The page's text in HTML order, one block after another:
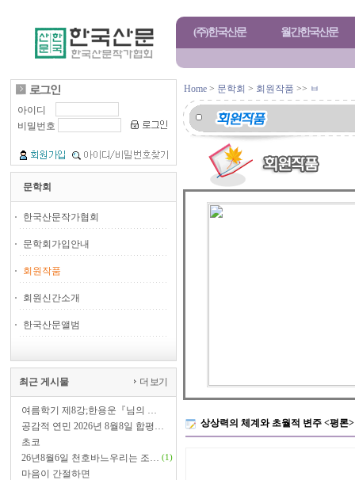
(주)한국산문 월간한국산문
아이디
비밀번호
문학회
한국산문작가협회
문학회가입안내
회원작품
회원신간소개
한국산문앨범
최근 게시물 더 보기
여름학기 제8강;한용운『님의 …
공감적 연민 2026년 8월8일 합평…
초코
26년8월6일 천호바느우리는 조… (1)
마음이 간절하면
Home > 문학회 > 회원작품 >> ㅂ
상상력의 체계와 초월적 변주 <평